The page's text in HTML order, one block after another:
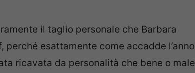
il taglio personale che Barbara
perché esattamente come accadde l’anno
ricavata da personalità che bene o male